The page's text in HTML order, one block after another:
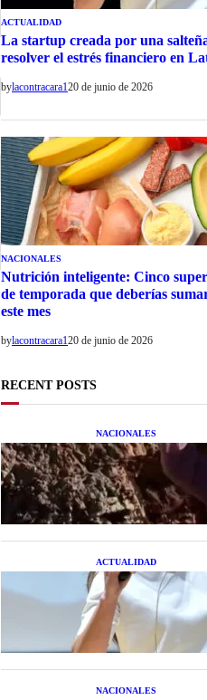
ACTUALIDAD
La startup creada por una
resolver el estrés financiero en
bylacontracara120 de junio de 2026
NACIONALES
Nutrición inteligente: Cinco
de temporada que deberías
este mes
bylacontracara120 de junio de 2026
RECENT POSTS
NACIONALES
Una mujer
peleado con un
cuerpo a cuerpo
ACTUALIDAD
La startup creada
salteña que busca
estrés financiero
Latinoamérica
NACIONALES